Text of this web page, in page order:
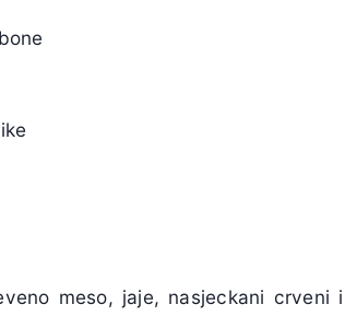
meso, jaje, nasjeckani crveni